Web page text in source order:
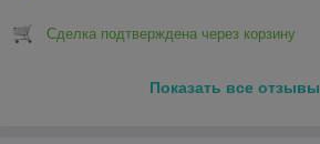
Сделка подтверждена через корзину
Показать все отзывы